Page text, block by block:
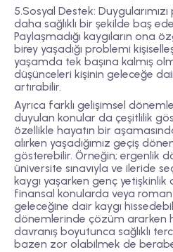
5.Sosyal Destek:
daha sağlıklı bir şekilde baş
Paylaşmadığı kaygıların ona
birey yaşadığı problemi
yaşamda tek başına kalmış
düşünceleri kişinin geleceğe dair
artırabilir.
Ayrıca farklı gelişimsel
duyulan konular da çeşitlilik
özellikle hayatın bir
alırken yaşadığımız geçiş
gösterebilir. Örneğin; ergenlik
üniversite sınavıyla ve ileride
kaygı yaşarken genç
finansal konularda veya
geleceğine dair kaygı
dönemlerinde çözüm ararken
davranış boyutunca sağlıklı
bazen zor olabilmek de